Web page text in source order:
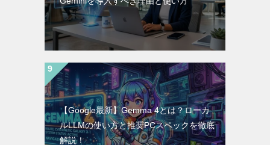
【Google最新】Gemma 4とは？ローカ
ルLLMの使い方と推奨PCスペックを徹底
解説！